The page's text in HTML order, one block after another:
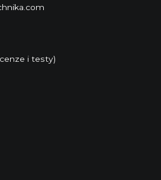
i testy)